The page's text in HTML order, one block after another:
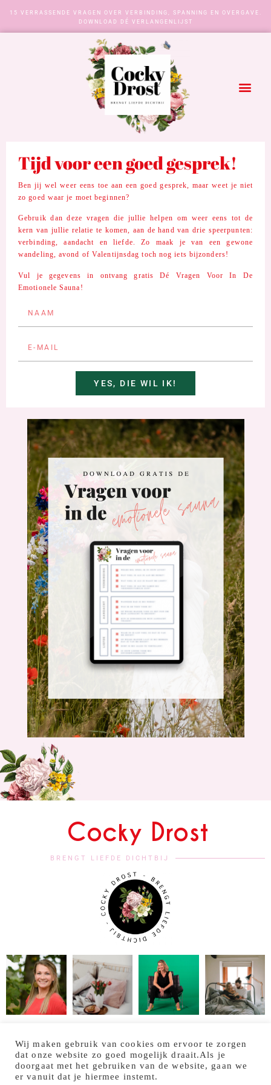
15 VERRASSENDE VRAGEN OVER VERBINDING, SPANNING EN OVERGAVE.
DOWNLOAD DÉ VERLANGENLIJST
Tijd voor een goed gesprek!
Ben jij wel weer eens toe aan een goed gesprek, maar weet je niet
zo goed waar je moet beginnen?
Gebruik dan deze vragen die jullie helpen om weer eens tot de
kern van jullie relatie te komen, aan de hand van drie speerpunten:
verbinding, aandacht en liefde.Zo maak je van een gewone
wandeling, avond of Valentijnsdag toch nog iets bijzonders!
Vul je gegevens in ontvang gratis Dé Vragen Voor In De
Emotionele Sauna!
YES, DIE WIL IK!
Cocky Drost
BRENGT LIEFDE DICHTBIJ
Follow me:
HOME OVER MIJ AANBOD BOEK MIJ
Wij maken gebruik van cookies om ervoor te zorgen
dat onze website zo goed mogelijk draait.Als je
doorgaat met het gebruiken van de website, gaan we
er vanuit dat je hiermee instemt.